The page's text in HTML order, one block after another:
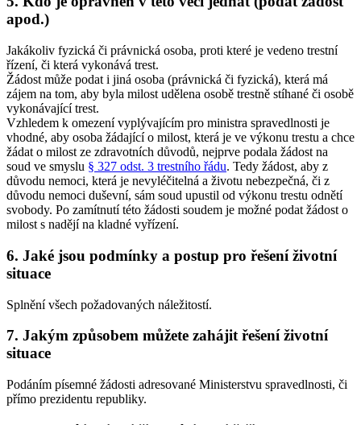
apod.)
Jakákoliv fyzická či právnická osoba, proti které je vedeno trestní
řízení, či která vykonává trest.
Žádost může podat i jiná osoba (právnická či fyzická), která má
zájem na tom, aby byla milost udělena osobě trestně stíhané či osobě
vykonávající trest.
Vzhledem k omezení vyplývajícím pro ministra spravedlnosti je
vhodné, aby osoba žádající o milost, která je ve výkonu trestu a chce
žádat o milost ze zdravotních důvodů, nejprve podala žádost na
soud ve smyslu § 327 odst. 3 trestního řádu. Tedy žádost, aby z
důvodu nemoci, která je nevyléčitelná a životu nebezpečná, či z
důvodu nemoci duševní, sám soud upustil od výkonu trestu odnětí
svobody. Po zamítnutí této žádosti soudem je možné podat žádost o
milost s nadějí na kladné vyřízení.
6. Jaké jsou podmínky a postup pro řešení životní
situace
Splnění všech požadovaných náležitostí.
7. Jakým způsobem můžete zahájit řešení životní
situace
Podáním písemné žádosti adresované Ministerstvu spravedlnosti, či
přímo prezidentu republiky.